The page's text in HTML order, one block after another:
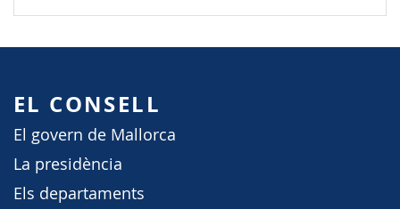
EL CONSELL
El govern de Mallorca
La presidència
Els departaments